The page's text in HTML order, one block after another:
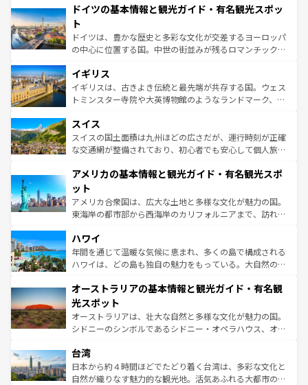
せる。地方によって風土や気候が異なるスペインはその個
ンテンツ一覧 を参照してほしい。
で、幅広い魅力が詰まっている。華麗な宮殿、歴史的な大
聖堂、美しいビーチ、そして豊かな自然が、訪れる者を心
から魅了する。また、フランスは美食の国としても知ら
れ、フランス料理はユネスコ無形文化遺産にも登録されて
香り高いラベンダー畑など、多彩な楽しみ方が可能だ。さ
らに、パリ以外の地域にも魅力が溢れており、どの街角に
も豊かな歴史と文化が息づいている。パリ以外の個性あふ
を参照してほしい。
ドイツの基本情報と観光ガイド・有名観光スポッ
ト
ドイツは、豊かな歴史と多彩な文化が交差するヨーロッパ
の中心に位置する国。中世の街並みが残るロマンチック街
顔を持つこの国は、どこを歩いても飽きることがない。ベ
ルリンの文化的活気、バイエルン州のアルプスの絶景、そ
してライン川沿いのワイン畑といった風景は必見。ビール
は、お酒好きな人にはぜひ体験してほしい。 なお、新着の
ドイツ情報はコンテンツ一覧を参照してほしい。
イギリス
イギリスは、古きよき伝統と最先端が共存する国。ウェス
トミンスター寺院や大英博物館のようなランドマーク、歴
リアごとに異なる魅力がある。また、優雅なアフタヌーン
ティー、ビール好きにはたまらない英国パブ、サッカー観
戦など、本場だからこそできる体験も豊富。イギリスを旅
ンツ一覧を参照してほしい。
スイス
スイスの国土面積は九州ほどの広さだが、運行時刻が正確
な交通網が整備されており、初心者でも安心して個人旅行
の建物がそのまま残る町や、スイスならではのユニークな
博物館もあり、アルプス観光だけでなく町歩きも満喫する
ことができる。国民の所得が高いため物価も高いが、旅行
者向けの交通パス提供のサービスもあり、うまく活用すれ
着のスイス情報は
アメリカの基本情報と観光ガイド・有名観光スポ
ット
アメリカ合衆国は、広大な土地と多様な文化が魅力の国。
東海岸の都市部から西海岸のカリフォルニアまで、訪れる
のような巨大都市は、観光、ショッピング、エンターテイ
ンメントが詰まった刺激的なスポットだ。一方、アメリカ
西部には大自然が広がり、グランドキャニオンやイエロー
部のニューオーリンズでは、音楽と美食が融合した独特の
文化が魅力。旅行者はアメリカの各地域で異なる魅力を楽
しみながら、その多様性と豊かな歴史を感じることができ
るだろう。車でのロードトリップや列車の旅も、アメリカ
情報は
ハワイ
年間を通じて温暖な気候に恵まれ、多くの島で構成される
ハワイは、どの島も独自の魅力をもっている。大自然の神
ワイ島は見逃せない。また、定番の観光地といえばオアフ
島だが、静かな自然を求めるならマウイ島やカウアイ島が
おすすめ。エメラルドグリーンに輝く海をはじめ、豊かな
文化や歴史が息づいている。「アロハスピリット」と呼ば
人々、おいしいローカルフードやハワイアンミュージッ
ク、伝統的なフラダンスなど、すべてがハワイの魅力を彩
っている。訪れるたびに新しい発見と感動が待っているハ
オーストラリアの基本情報と観光ガイド・有名観
光スポット
オーストラリアは、壮大な自然と多様な文化が魅力の国。
シドニーのシンボルであるシドニー・オペラハウス、オー
リアリーフや大陸中央部にそびえるウルル（エアーズロッ
ク）、タスマニアの美しい原生林やケアンズの熱帯雨林な
ど、見どころがたくさん。また、カフェやワイン、オージ
台湾
日本から約４時間ほどでたどり着く台湾は、多彩な文化と
自然が織りなす魅力的な観光地。活気あふれる大都市の台